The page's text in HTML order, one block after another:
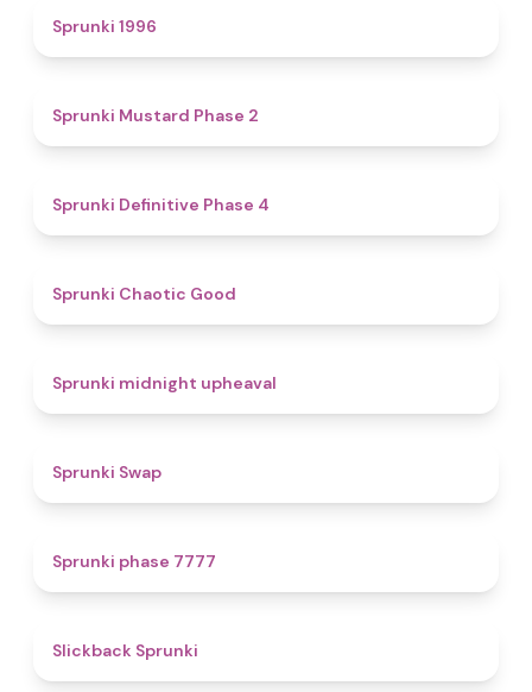
Sprunki 1996
Sprunki Mustard Phase 2
Sprunki Definitive Phase 4
Sprunki Chaotic Good
Sprunki midnight upheaval
Sprunki Swap
Sprunki phase 7777
Slickback Sprunki